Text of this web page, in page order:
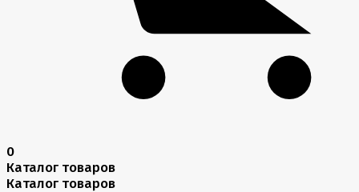
0
Каталог товаров
Каталог товаров